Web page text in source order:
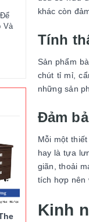
khác còn
Tính
Sản phẩm
chút tỉ mỉ,
những sản
Đảm
Mỗi một
hay là tựa
giãn, thoải
tích hợp nên
Kinh
Và